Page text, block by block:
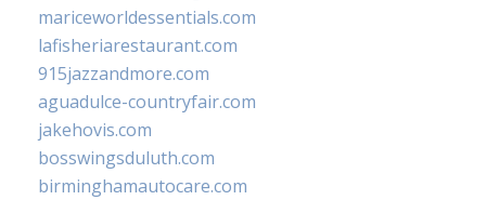
mariceworldessentials.com
lafisheriarestaurant.com
915jazzandmore.com
aguadulce-countryfair.com
jakehovis.com
bosswingsduluth.com
birminghamautocare.com